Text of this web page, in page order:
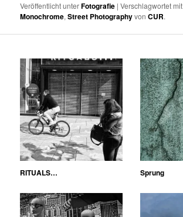
Veröffentlicht unterFotografie | Verschlagwortet mit
Monochrome,Street PhotographyvonCUR.
RITUALS… Sprung